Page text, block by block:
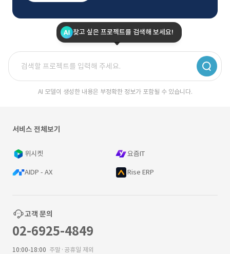
찾고 싶은 프로젝트를 검색해 보세요!
AI 모델이 생성한 내용은 부정확한 정보가 포함될 수 있습니다.
서비스 전체보기
위시켓 요즘IT
AIDP - AX Rise ERP
고객 문의
02-6925-4849
10:00-18:00 주말·공휴일 제외